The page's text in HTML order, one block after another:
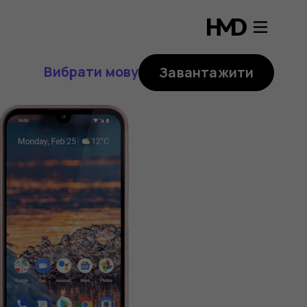
Вибрати мову Завантажити